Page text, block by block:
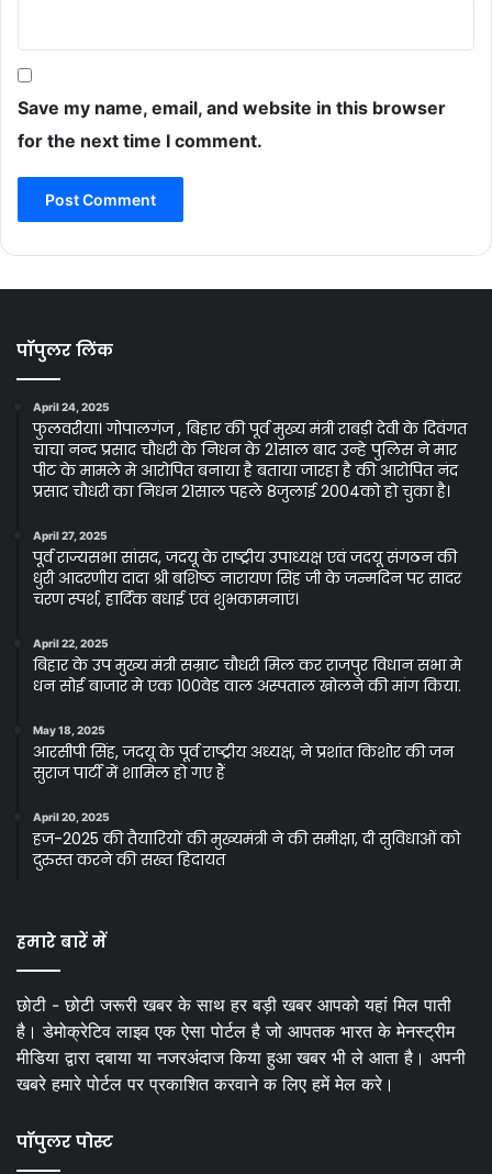
Save my name, email, and website in this browser
for the next time I comment.
पॉपुलर लिंक
April 24, 2025
फुलवरीया। गोपालगंज , बिहार की पूर्व मुख्य मंत्री राबड़ी देवी के दिवंगत
चाचा नन्द प्रसाद चौधरी के निधन के 21साल बाद उन्हे पुलिस ने मार
पीट के मामले मे आरोपित बनाया है बताया जारहा है की आरोपित नंद
प्रसाद चौधरी का निधन 21साल पहले 8जुलाई 2004को हो चुका है।
April 27, 2025
पूर्व राज्यसभा सांसद, जदयू के राष्ट्रीय उपाध्यक्ष एवं जदयू संगठन की
धुरी आदरणीय दादा श्री बशिष्ठ नारायण सिंह जी के जन्मदिन पर सादर
चरण स्पर्श, हार्दिक बधाई एवं शुभकामनाएं।
April 22, 2025
बिहार के उप मुख्य मंत्री सम्राट चौधरी मिल कर राजपुर विधान सभा मे
धन सोई बाजार मे एक 100वेड वाल अस्पताल खोलने की मांग किया.
May 18, 2025
आरसीपी सिंह, जदयू के पूर्व राष्ट्रीय अध्यक्ष, ने प्रशांत किशोर की जन
सुराज पार्टी में शामिल हो गए हैं
April 20, 2025
हज-2025 की तैयारियों की मुख्यमंत्री ने की समीक्षा, दी सुविधाओं को
दुरुस्त करने की सख्त हिदायत
हमारे बारें में
छोटी - छोटी जरूरी खबर के साथ हर बड़ी खबर आपको यहां मिल पाती
है। डेमोक्रेटिव लाइव एक ऐसा पोर्टल है जो आपतक भारत के मेनस्ट्रीम
मीडिया द्वारा दबाया या नजरअंदाज किया हुआ खबर भी ले आता है। अपनी
खबरे हमारे पोर्टल पर प्रकाशित करवाने क लिए हमें मेल करे।
पॉपुलर पोस्ट